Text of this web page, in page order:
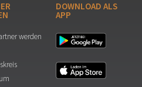
werden
DOWNLOAD ALS
APP